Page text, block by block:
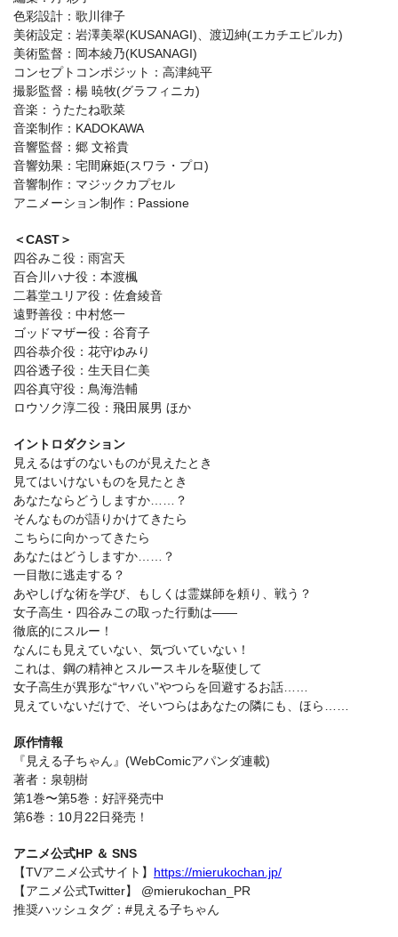
色彩設計：歌川律子
美術設定：岩澤美翠(KUSANAGI)、渡辺紳(エカチエピルカ)
美術監督：岡本綾乃(KUSANAGI)
コンセプトコンポジット：高津純平
撮影監督：楊 暁牧(グラフィニカ)
音楽：うたたね歌菜
音楽制作：KADOKAWA
音響監督：郷 文裕貴
音響効果：宅間麻姫(スワラ・プロ)
音響制作：マジックカプセル
アニメーション制作：Passione
＜CAST＞
四谷みこ役：雨宮天
百合川ハナ役：本渡楓
二暮堂ユリア役：佐倉綾音
遠野善役：中村悠一
ゴッドマザー役：谷育子
四谷恭介役：花守ゆみり
四谷透子役：生天目仁美
四谷真守役：鳥海浩輔
ロウソク淳二役：飛田展男 ほか
イントロダクション
見えるはずのないものが見えたとき
見てはいけないものを見たとき
あなたならどうしますか……？
そんなものが語りかけてきたら
こちらに向かってきたら
あなたはどうしますか……？
一目散に逃走する？
あやしげな術を学び、もしくは霊媒師を頼り、戦う？
女子高生・四谷みこの取った行動は――
徹底的にスルー！
なんにも見えていない、気づいていない！
これは、鋼の精神とスルースキルを駆使して
女子高生が異形な“ヤバい”やつらを回避するお話……
見えていないだけで、そいつらはあなたの隣にも、ほら……
原作情報
『見える子ちゃん』(WebComicアパンダ連載)
著者：泉朝樹
第1巻〜第5巻：好評発売中
第6巻：10月22日発売！
アニメ公式HP ＆ SNS
【TVアニメ公式サイト】 https://mierukochan.jp/
【アニメ公式Twitter】 @mierukochan_PR
推奨ハッシュタグ：#見える子ちゃん